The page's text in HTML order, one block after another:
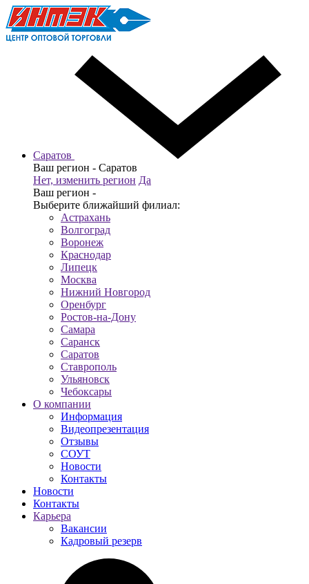
Саратов
Ваш регион - Саратов
Нет, изменить регион Да
Ваш регион -
Выберите ближайший филиал:
Астрахань
Волгоград
Воронеж
Краснодар
Липецк
Москва
Нижний Новгород
Оренбург
Ростов-на-Дону
Самара
Саранск
Саратов
Ставрополь
Ульяновск
Чебоксары
О компании
Информация
Видеопрезентация
Отзывы
СОУТ
Новости
Контакты
Новости
Контакты
Карьера
Вакансии
Кадровый резерв